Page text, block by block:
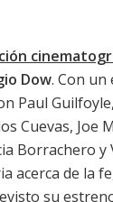
Dow. Con
Paul Guilfoyle,
Cuevas, Joe
Borrachero y
de la
su